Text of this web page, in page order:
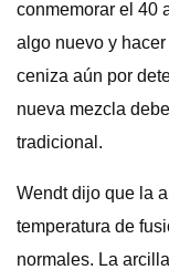
conmemorar el 40
algo nuevo y
ceniza aún por
nueva mezcla
tradicional.
Wendt dijo que la
temperatura de
normales. La